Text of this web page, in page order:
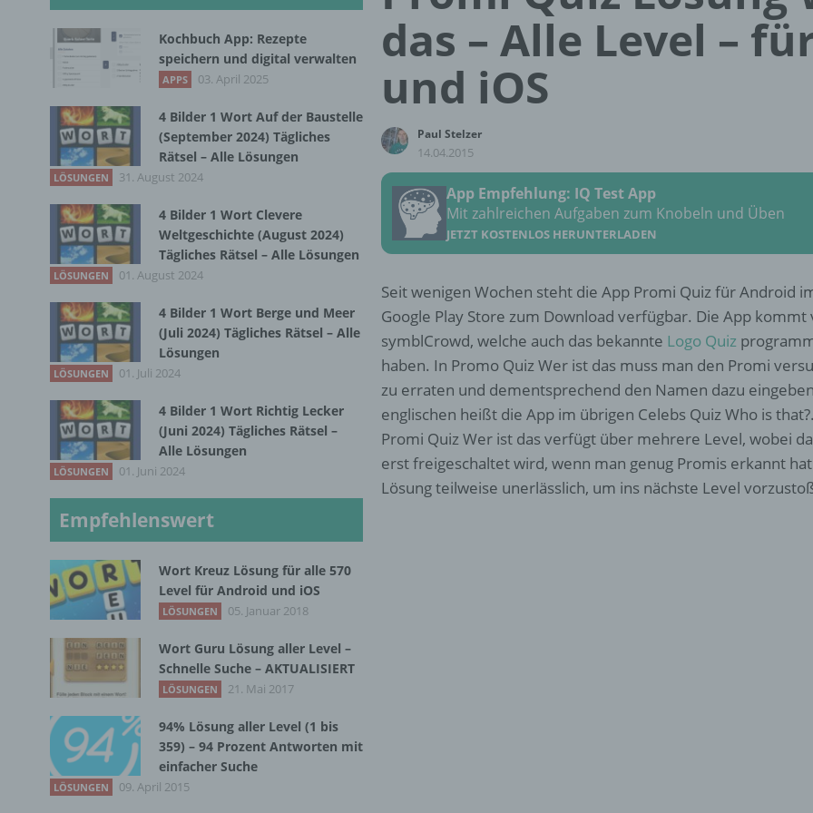
das – Alle Level –
und iOS
Paul Stelzer
14.04.2015
App Empfehlung: IQ Test App
Mit zahlreichen Aufgaben zum Knobeln und Üben
JETZT KOSTENLOS HERUNTERLADEN
Seit wenigen Wochen steht die App Promi Quiz für Android
Google Play Store zum Download verfügbar. Die App kommt
symblCrowd, welche auch das bekannte Logo Quiz
haben. In Promo Quiz Wer ist das muss man den Promi
zu erraten und dementsprechend den Namen dazu
englischen heißt die App im übrigen Celebs Quiz Who is
Promi Quiz Wer ist das verfügt über mehrere Level, wobei
erst freigeschaltet wird, wenn man genug Promis erkannt
Lösung teilweise unerlässlich, um ins nächste Level
Kochbuch App: Rezepte
speichern und digital verwalten
APPS 03. April 2025
4 Bilder 1 Wort Auf der Baustelle
(September 2024) Tägliches
Rätsel – Alle Lösungen
LÖSUNGEN 31. August 2024
4 Bilder 1 Wort Clevere
Weltgeschichte (August 2024)
Tägliches Rätsel – Alle Lösungen
LÖSUNGEN 01. August 2024
4 Bilder 1 Wort Berge und Meer
(Juli 2024) Tägliches Rätsel – Alle
Lösungen
LÖSUNGEN 01. Juli 2024
4 Bilder 1 Wort Richtig Lecker
(Juni 2024) Tägliches Rätsel –
Alle Lösungen
LÖSUNGEN 01. Juni 2024
Empfehlenswert
Wort Kreuz Lösung für alle 570
Level für Android und iOS
LÖSUNGEN 05. Januar 2018
Wort Guru Lösung aller Level –
Schnelle Suche – AKTUALISIERT
LÖSUNGEN 21. Mai 2017
94% Lösung aller Level (1 bis
359) – 94 Prozent Antworten mit
einfacher Suche
LÖSUNGEN 09. April 2015